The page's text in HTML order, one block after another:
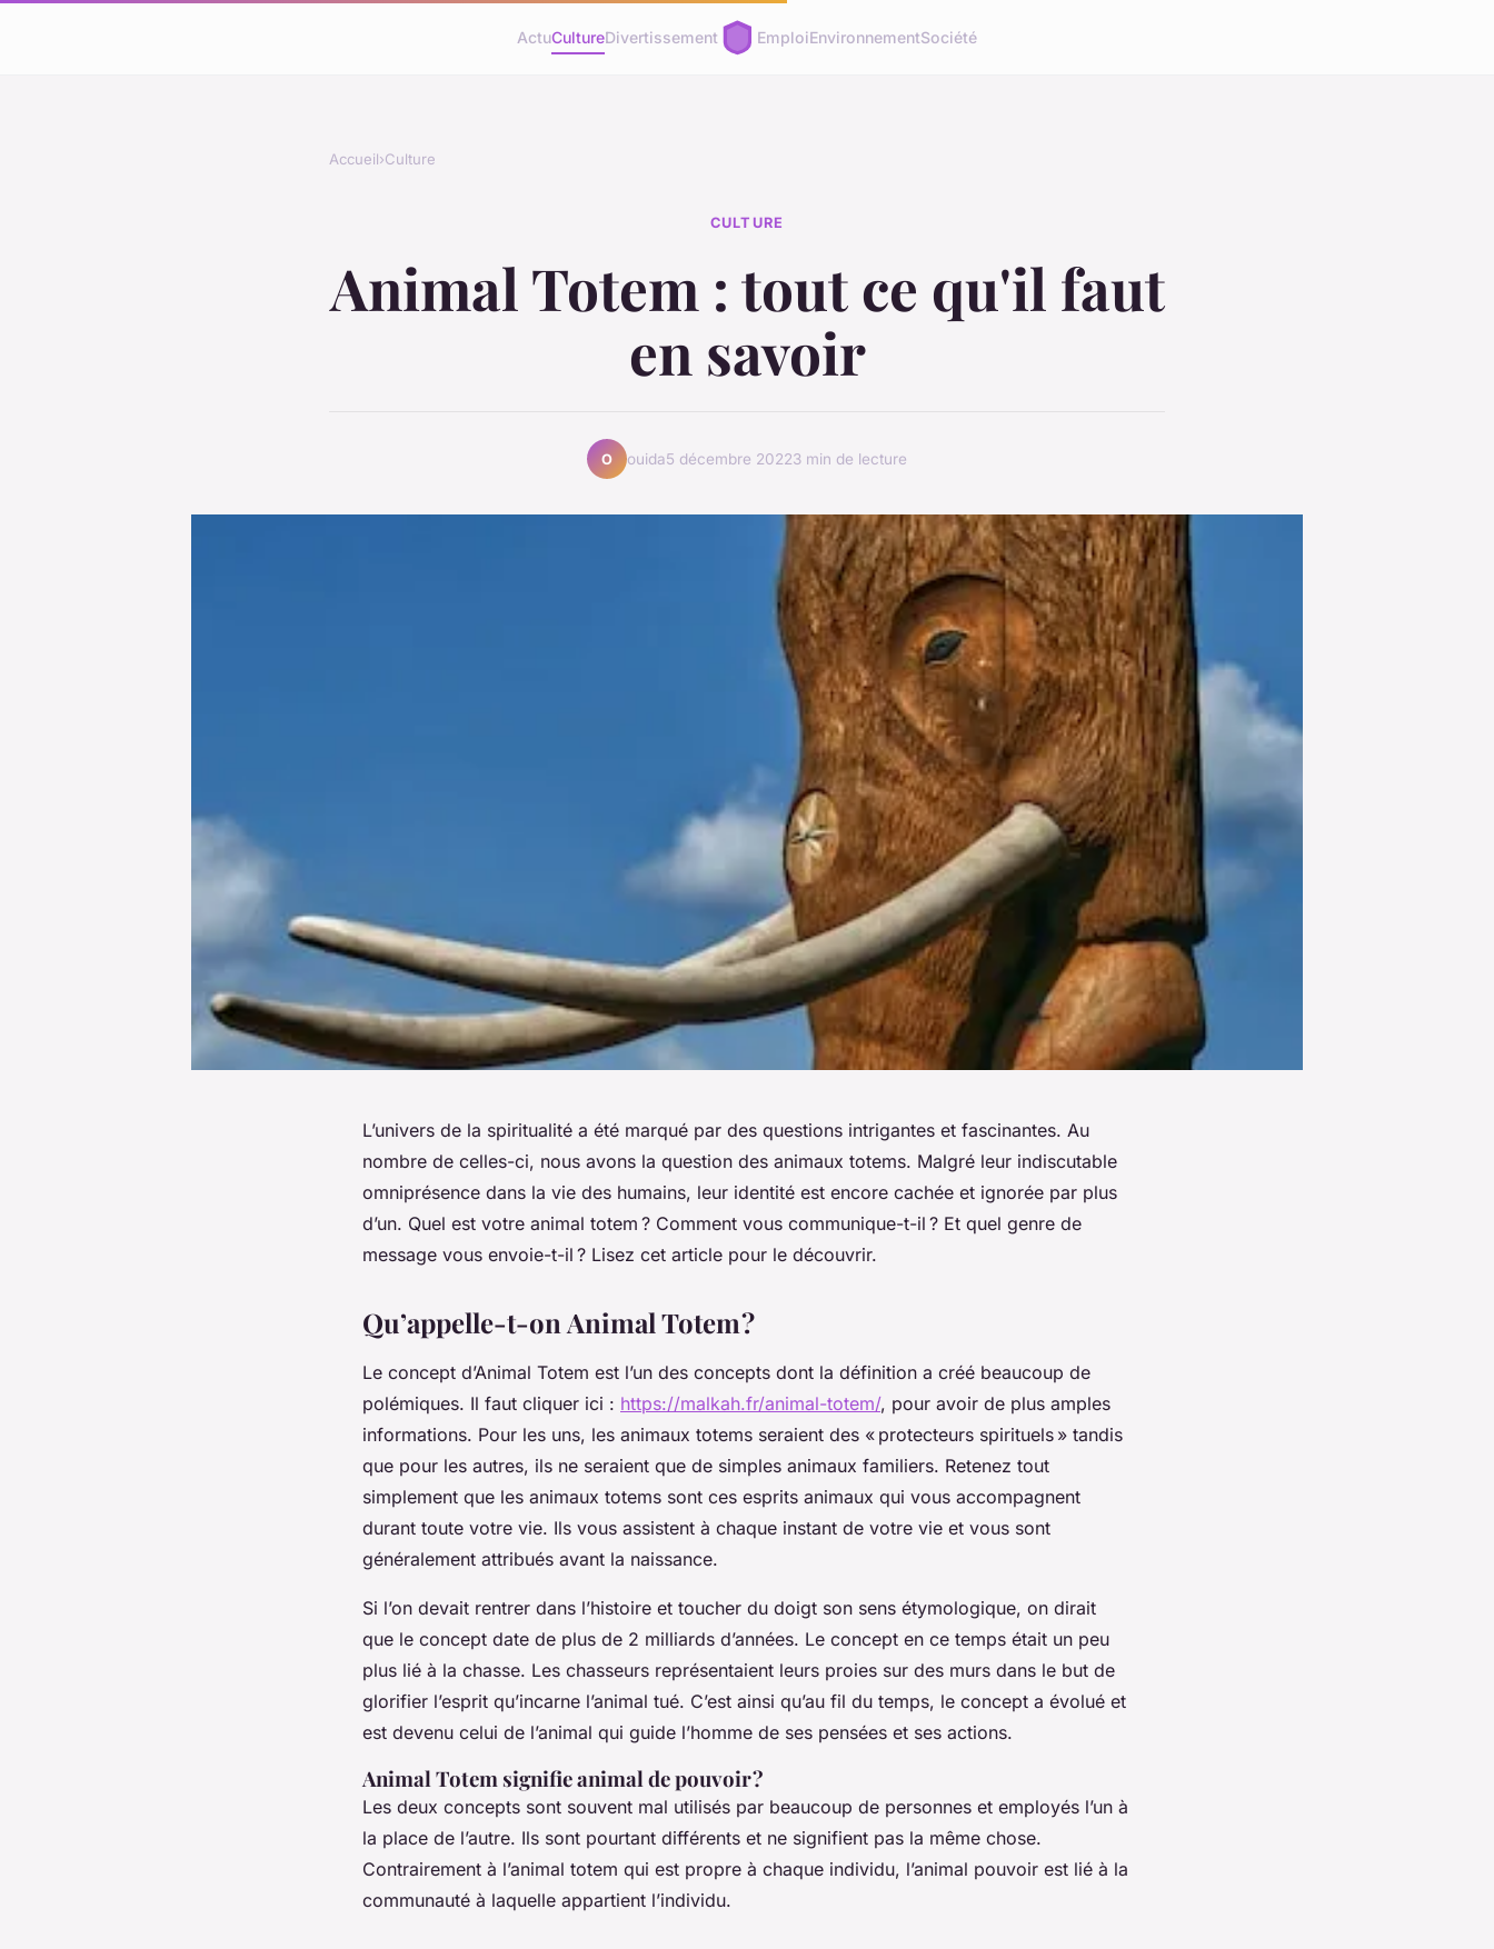
ActuCultureDivertissement EmploiEnvironnementSociété
Accueil›Culture
CULTURE
Animal Totem : tout ce qu'il faut
en savoir
O ouida5 décembre 20223 min de lecture
L’univers de la spiritualité a été marqué par des questions intrigantes et fascinantes. Au
nombre de celles-ci, nous avons la question des animaux totems. Malgré leur indiscutable
omniprésence dans la vie des humains, leur identité est encore cachée et ignorée par plus
d’un. Quel est votre animal totem ? Comment vous communique-t-il ? Et quel genre de
message vous envoie-t-il ? Lisez cet article pour le découvrir.
Qu’appelle-t-on Animal Totem ?
Le concept d’Animal Totem est l’un des concepts dont la définition a créé beaucoup de
polémiques. Il faut cliquer ici : https://malkah.fr/animal-totem/, pour avoir de plus amples
informations. Pour les uns, les animaux totems seraient des « protecteurs spirituels » tandis
que pour les autres, ils ne seraient que de simples animaux familiers. Retenez tout
simplement que les animaux totems sont ces esprits animaux qui vous accompagnent
durant toute votre vie. Ils vous assistent à chaque instant de votre vie et vous sont
généralement attribués avant la naissance.
Si l’on devait rentrer dans l’histoire et toucher du doigt son sens étymologique, on dirait
que le concept date de plus de 2 milliards d’années. Le concept en ce temps était un peu
plus lié à la chasse. Les chasseurs représentaient leurs proies sur des murs dans le but de
glorifier l’esprit qu’incarne l’animal tué. C’est ainsi qu’au fil du temps, le concept a évolué et
est devenu celui de l’animal qui guide l’homme de ses pensées et ses actions.
Animal Totem signifie animal de pouvoir ?
Les deux concepts sont souvent mal utilisés par beaucoup de personnes et employés l’un à
la place de l’autre. Ils sont pourtant différents et ne signifient pas la même chose.
Contrairement à l’animal totem qui est propre à chaque individu, l’animal pouvoir est lié à la
communauté à laquelle appartient l’individu.